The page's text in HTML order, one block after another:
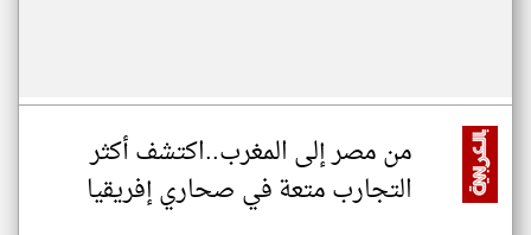
من مصر إلى المغرب..اكتشف أكثر
التجارب متعة في صحاري إفريقيا